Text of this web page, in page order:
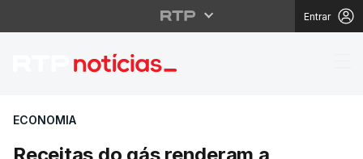
Entrar
Receitas do gás
ECONOMIA